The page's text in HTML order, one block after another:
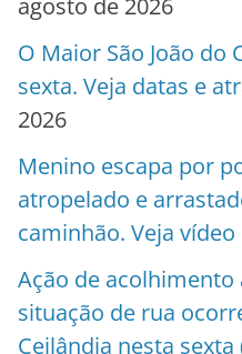
agosto de 2026
O Maior São João do
sexta. Veja datas e
2026
Menino escapa por
atropelado e
caminhão. Veja vídeo
Ação de acolhimento
situação de rua
Ceilândia nesta sexta